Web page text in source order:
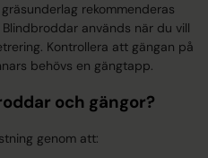
rekommenderas
används när du vill
Kontrollera att gängan på
behövs en gängtapp.
och gängor?
genom att: